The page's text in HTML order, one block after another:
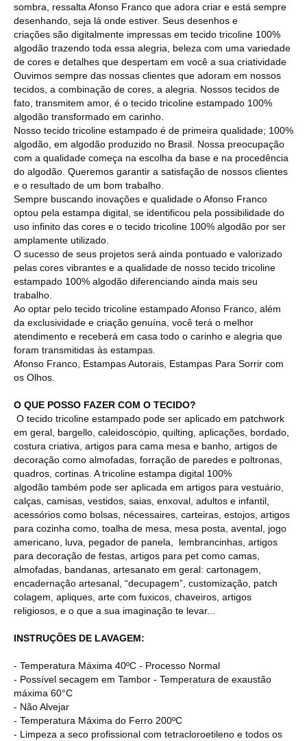
sombra, ressalta Afonso Franco que adora criar e está sempre
desenhando, seja lá onde estiver. Seus desenhos e
criações são digitalmente impressas em tecido tricoline 100%
algodão trazendo toda essa alegria, beleza com uma variedade
de cores e detalhes que despertam em você a sua criatividade
Ouvimos sempre das nossas clientes que adoram em nossos
tecidos, a combinação de cores, a alegria. Nossos tecidos de
fato, transmitem amor, é o tecido tricoline estampado 100%
algodão transformado em carinho.
Nosso tecido tricoline estampado é de primeira qualidade; 100%
algodão, em algodão produzido no Brasil. Nossa preocupação
com a qualidade começa na escolha da base e na procedência
do algodão. Queremos garantir a satisfação de nossos clientes
e o resultado de um bom trabalho.
Sempre buscando inovações e qualidade o Afonso Franco
optou pela estampa digital, se identificou pela possibilidade do
uso infinito das cores e o tecido tricoline 100% algodão por ser
amplamente utilizado.
O sucesso de seus projetos será ainda pontuado e valorizado
pelas cores vibrantes e a qualidade de nosso tecido tricoline
estampado 100% algodão diferenciando ainda mais seu
trabalho.
Ao optar pelo tecido tricoline estampado Afonso Franco, além
da exclusividade e criação genuína, você terá o melhor
atendimento e receberá em casa todo o carinho e alegria que
foram transmitidas às estampas.
Afonso Franco, Estampas Autorais, Estampas Para Sorrir com
os Olhos.
O QUE POSSO FAZER COM O TECIDO?
O tecido tricoline estampado pode ser aplicado em patchwork
em geral, bargello, caleidoscópio, quilting, aplicações, bordado,
costura criativa, artigos para cama mesa e banho, artigos de
decoração como almofadas, forração de paredes e poltronas,
quadros, cortinas. A tricoline estampa digital 100%
algodão também pode ser aplicada em artigos para vestuário,
calças, camisas, vestidos, saias, enxoval, adultos e infantil,
acessórios como bolsas, nécessaires, carteiras, estojos, artigos
para cozinha como, toalha de mesa, mesa posta, avental, jogo
americano, luva, pegador de panela, lembrancinhas, artigos
para decoração de festas, artigos para pet como camas,
almofadas, bandanas, artesanato em geral: cartonagem,
encadernação artesanal, “decupagem”, customização, patch
colagem, apliques, arte com fuxicos, chaveiros, artigos
religiosos, e o que a sua imaginação te levar...
INSTRUÇÕES DE LAVAGEM:
- Temperatura Máxima 40ºC - Processo Normal
- Possível secagem em Tambor - Temperatura de exaustão
máxima 60°C
- Não Alvejar
- Temperatura Máxima do Ferro 200ºC
- Limpeza a seco profissional com tetracloroetileno e todos os